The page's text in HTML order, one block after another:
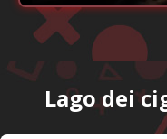
Lago dei